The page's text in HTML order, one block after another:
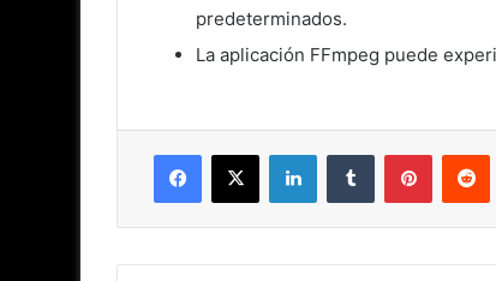
predeterminados.
La aplicación FFmpeg puede